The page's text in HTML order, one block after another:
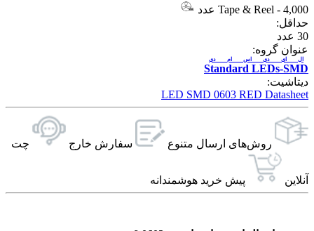
Tape & Reel - 4,000 عدد
حداقل:
30 عدد
عنوان گروه:
Standard LEDs-SMD
ال ای دی اس ام دی
دیتاشیت:
LED SMD 0603 RED Datasheet
روش‌های ارسال‌ متنوع سفارش خارج چت
آنلاین پیش خرید هوشمندانه